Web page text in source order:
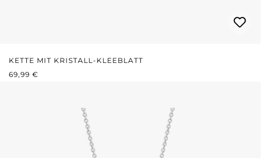
KETTE MIT KRISTALL-KLEEBLATT
REGULÄRER PREIS:
69,99 €